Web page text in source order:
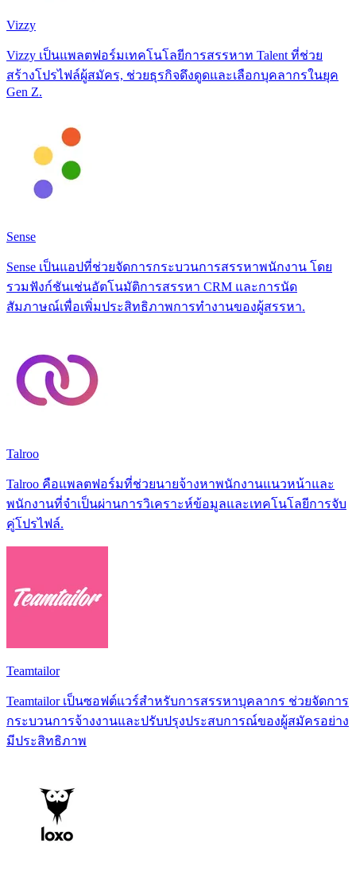
Vizzy
Vizzy เป็นแพลตฟอร์มเทคโนโลยีการสรรหาท Talent ที่ช่วย
สร้างโปรไฟล์ผู้สมัคร, ช่วยธุรกิจดึงดูดและเลือกบุคลากรในยุค
Gen Z.
Sense
Sense เป็นแอปที่ช่วยจัดการกระบวนการสรรหาพนักงาน โดย
รวมฟังก์ชันเช่นอัตโนมัติการสรรหา CRM และการนัด
สัมภาษณ์เพื่อเพิ่มประสิทธิภาพการทำงานของผู้สรรหา.
Talroo
Talroo คือแพลตฟอร์มที่ช่วยนายจ้างหาพนักงานแนวหน้าและ
พนักงานที่จำเป็นผ่านการวิเคราะห์ข้อมูลและเทคโนโลยีการจับ
คู่โปรไฟล์.
Teamtailor
Teamtailor เป็นซอฟต์แวร์สำหรับการสรรหาบุคลากร ช่วยจัดการ
กระบวนการจ้างงานและปรับปรุงประสบการณ์ของผู้สมัครอย่าง
มีประสิทธิภาพ